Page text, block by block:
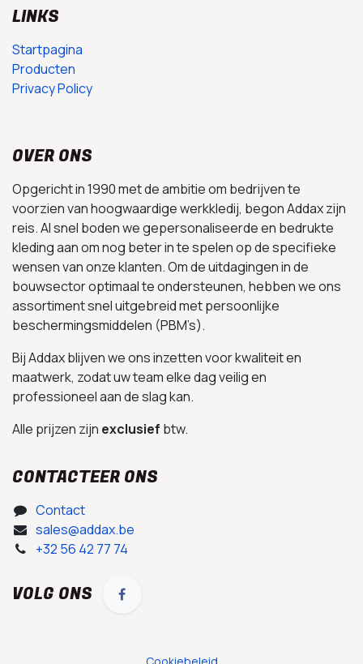
LINKS
Startpagina
Producten
Privacy Policy
OVER ONS
Opgericht in 1990 met de ambitie om bedrijven te
voorzien van hoogwaardige werkkledij, begon Addax zijn
reis. Al snel boden we gepersonaliseerde en bedrukte
kleding aan om nog beter in te spelen op de specifieke
wensen van onze klanten. Om de uitdagingen in de
bouwsector optimaal te ondersteunen, hebben we ons
assortiment snel uitgebreid met persoonlijke
beschermingsmiddelen (PBM’s).
Bij Addax blijven we ons inzetten voor kwaliteit en
maatwerk, zodat uw team elke dag veilig en
professioneel aan de slag kan.
Alle prijzen zijn exclusief btw.
CONTACTEER ONS
Contact
sales@addax.be
+32 56 42 77 74
VOLG ONS